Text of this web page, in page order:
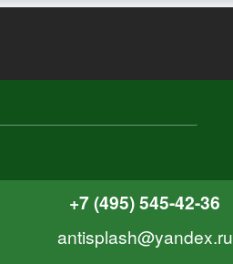
+7 (495) 545-42-36
antisplash@yandex.ru